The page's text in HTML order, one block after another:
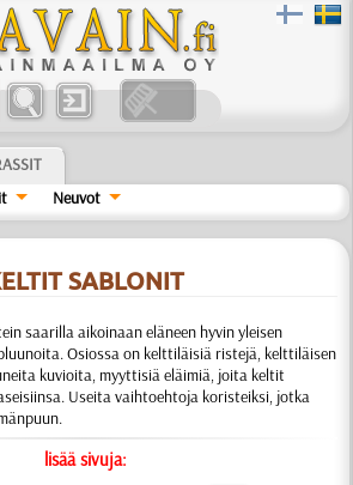
Neuvot
SABLONIT
saarilla aikoinaan eläneen hyvin yleisen
Osiossa on kelttiläisiä ristejä, kelttiläisen
kuvioita, myyttisiä eläimiä, joita keltit
Useita vaihtoehtoja koristeiksi, jotka
lisää sivuja: